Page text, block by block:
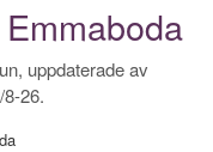
uppdaterade av
26.